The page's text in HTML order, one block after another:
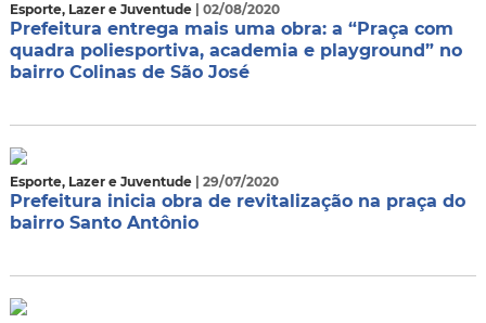
Esporte, Lazer e Juventude | 02/08/2020
Prefeitura entrega mais uma obra: a “Praça com
quadra poliesportiva, academia e playground” no
bairro Colinas de São José
Esporte, Lazer e Juventude | 29/07/2020
Prefeitura inicia obra de revitalização na praça do
bairro Santo Antônio